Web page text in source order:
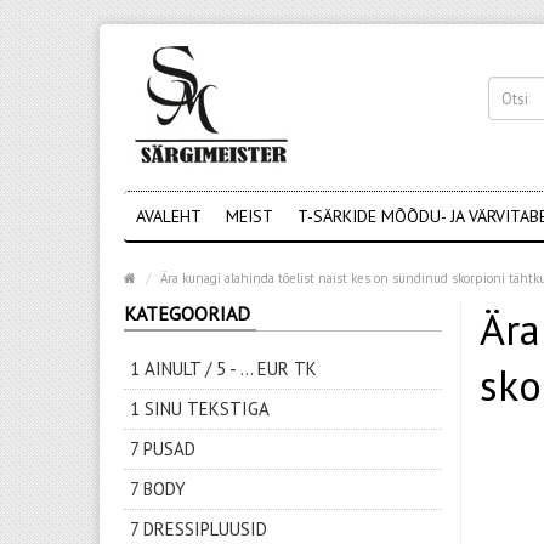
AVALEHT MEIST T-SÄRKIDE MÕÕDU- JA
Ära kunagi alahinda tõelist naist kes on sündinud skorpioni
KATEGOORIAD
1 AINULT / 5 - ... EUR TK
1 SINU TEKSTIGA
7 PUSAD
7 BODY
7 DRESSIPLUUSID